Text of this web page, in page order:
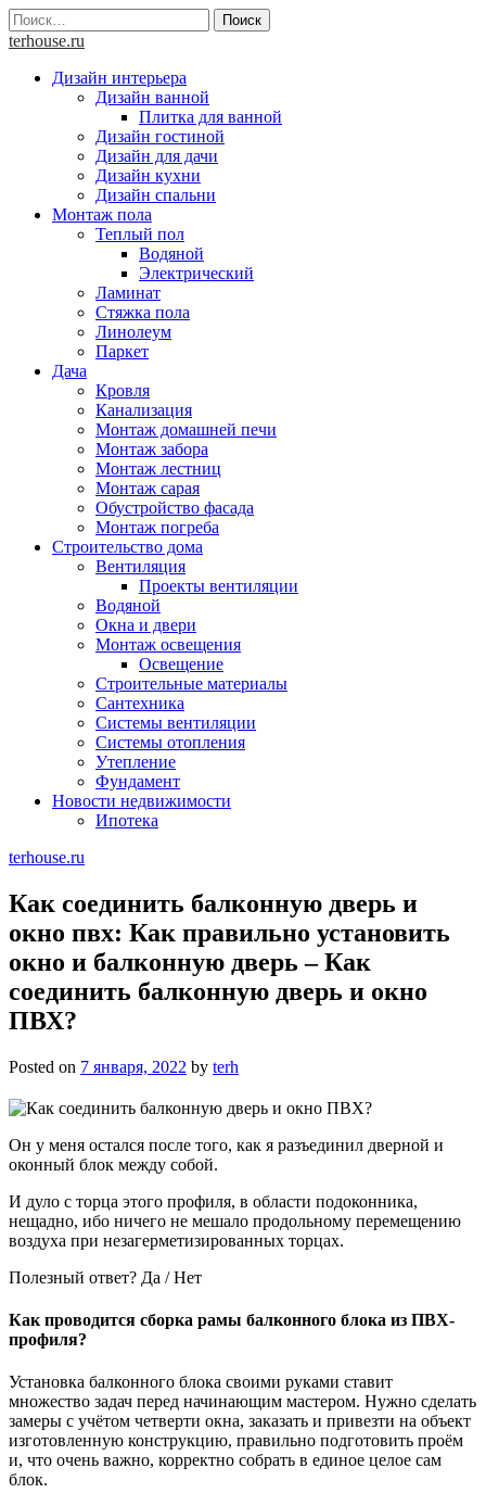
Skip
to
Найти:
terhouse.ru
Дизайн интерьера
Дизайн ванной
Плитка для ванной
Дизайн гостиной
Дизайн для дачи
Дизайн кухни
Дизайн спальни
Монтаж пола
Теплый пол
Водяной
Электрический
Ламинат
Стяжка пола
Линолеум
Паркет
Дача
Кровля
Канализация
Монтаж домашней печи
Монтаж забора
Монтаж лестниц
Монтаж сарая
Обустройство фасада
Монтаж погреба
Строительство дома
Вентиляция
Проекты вентиляции
Водяной
Окна и двери
Монтаж освещения
Освещение
Строительные материалы
Сантехника
Системы вентиляции
Системы отопления
Утепление
Фундамент
Новости недвижимости
Ипотека
terhouse.ru
Как соединить балконную дверь и
окно пвх: Как правильно установить
окно и балконную дверь – Как
соединить балконную дверь и окно
ПВХ?
Posted on 7 января, 2022 by terh
Он у меня остался после того, как я разъединил дверной и
оконный блок между собой.
И дуло с торца этого профиля, в области подоконника,
нещадно, ибо ничего не мешало продольному перемещению
воздуха при незагерметизированных торцах.
Полезный ответ? Да / Нет
Как проводится сборка рамы балконного блока из ПВХ-
профиля?
Установка балконного блока своими руками ставит
множество задач перед начинающим мастером. Нужно сделать
замеры с учётом четверти окна, заказать и привезти на объект
изготовленную конструкцию, правильно подготовить проём
и, что очень важно, корректно собрать в единое целое сам
блок.